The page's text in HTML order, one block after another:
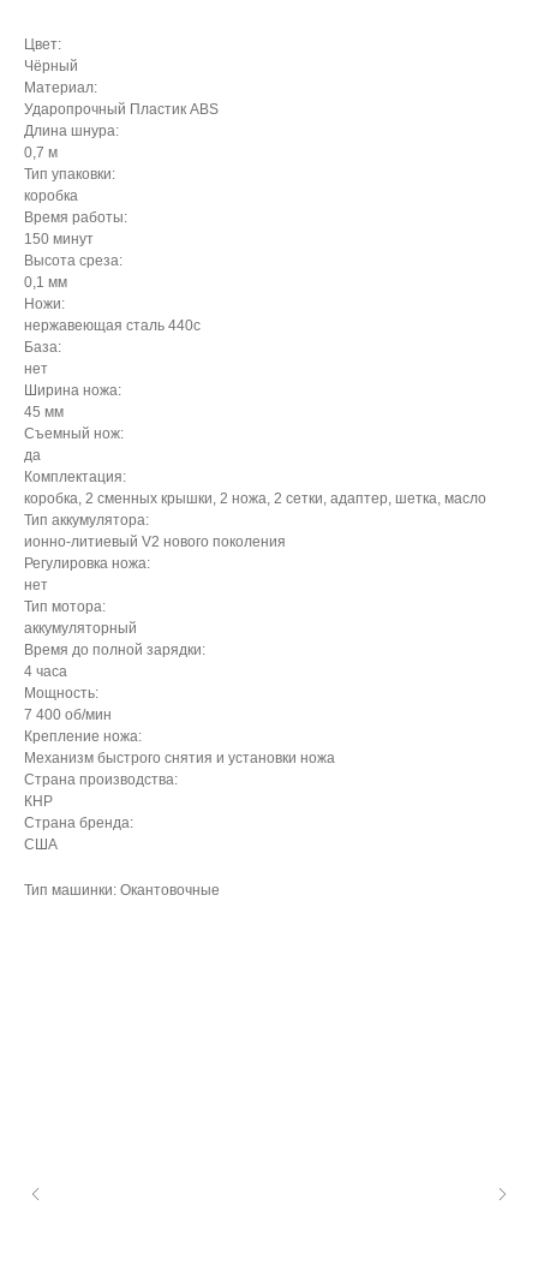
Цвет:
Чёрный
Материал:
Ударопрочный Пластик ABS
Длина шнура:
0,7 м
Тип упаковки:
коробка
Время работы:
150 минут
Высота среза:
0,1 мм
Ножи:
нержавеющая сталь 440с
База:
нет
Ширина ножа:
45 мм
Съемный нож:
да
Комплектация:
коробка, 2 сменных крышки, 2 ножа, 2 сетки, адаптер, шетка, масло
Тип аккумулятора:
ионно-литиевый V2 нового поколения
Регулировка ножа:
нет
Тип мотора:
аккумуляторный
Время до полной зарядки:
4 часа
Мощность:
7 400 об/мин
Крепление ножа:
Механизм быстрого снятия и установки ножа
Страна производства:
КНР
Страна бренда:
США
Тип машинки: Окантовочные